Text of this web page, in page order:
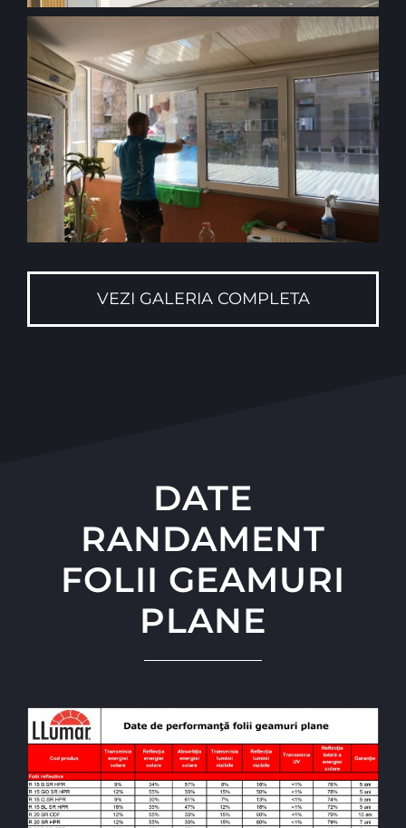
VEZI GALERIA COMPLETA
DATE
RANDAMENT
FOLII GEAMURI
PLANE